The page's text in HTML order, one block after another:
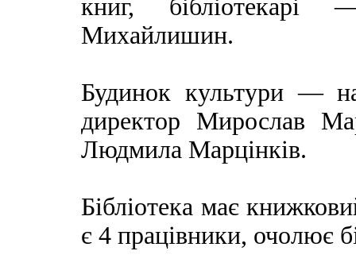
книг,
Михайлишин.
Будинок культури —
директор Мирослав
Людмила Марцінків.
Бібліотека має
є 4 працівники, очолює